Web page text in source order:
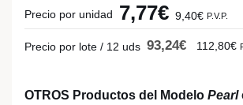
Precio por unidad 7,77€ 9,40€ P.V.P.
Precio por lote / 12 uds 93,24€ 112,80€
OTROS Productos del Modelo Pearl